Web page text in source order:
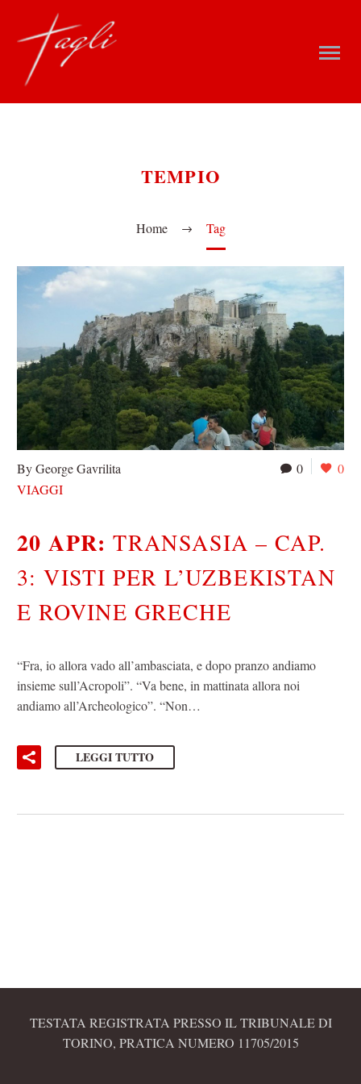
TEMPIO
Home Tag
0 0
By George Gavrilita
VIAGGI
20 APR:TRANSASIA – CAP.
3: VISTI PER L’UZBEKISTAN
E ROVINE GRECHE
“Fra, io allora vado all’ambasciata, e dopo pranzo andiamo
insieme sull’Acropoli”. “Va bene, in mattinata allora noi
andiamo all’Archeologico”. “Non…
LEGGI TUTTO
TESTATA REGISTRATA PRESSO IL TRIBUNALE DI
TORINO, PRATICA NUMERO 11705/2015